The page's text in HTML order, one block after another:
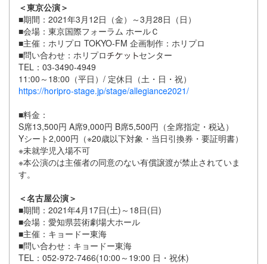
＜東京公演＞
■期間：2021年3月12日（金）～3月28日（日）
■会場：東京国際フォーラム ホールＣ
■主催：ホリプロ TOKYO-FM 企画制作：ホリプロ
■問い合わせ：ホリプロ
センター
TEL：03-3490-4949
11:00～18:00（平日）/ 定休日（土・日・祝）
https://horipro-stage.jp/stage/allegiance2021/
■料金：
S席13,500円 A席9,000円 B席5,500円（全席指定・税込）
Yシート2,000円（※20歳以下対象・当日引換券・要証明書）
※未就学児入場不可
※本公演のは主催者の同意のない有償譲渡が禁止されていま
す。
＜名古屋公演＞
■期間：2021年4月17日(土)～18日(日)
■会場：愛知県芸術劇場大ホール
■主催：キョードー東海
■問い合わせ：キョードー東海
TEL：052-972-7466(10:00～19:00 日・祝休)